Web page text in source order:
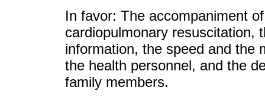
In favor: The accompaniment
cardiopulmonary resuscitation,
information, the speed and the
the health personnel, and the
family members.